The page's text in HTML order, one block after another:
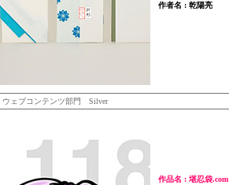
作者名 : 乾陽亮
ウェブコンテンツ部門 Silver
作品名 : 堪忍袋.com